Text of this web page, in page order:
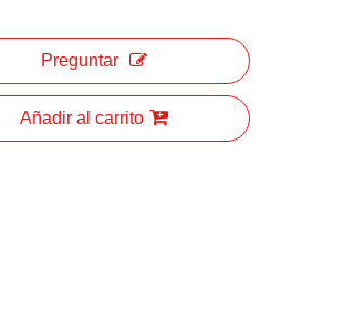
Preguntar
Añadir al carrito